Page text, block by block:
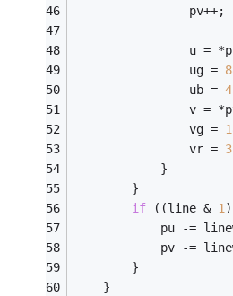
                pv++;
u =
                ug =
                ub =
v =
                vg =
                vr =
            }
        }
if ((line & 1
pu -=
pv -=
        }
    }